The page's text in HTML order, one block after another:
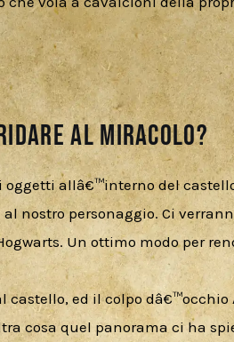
al miracolo?
allâ€™interno del
nostro personaggio. Ci
Un ottimo modo per
castello, ed il colpo dâ€™occhio
cosa quel panorama ci ha